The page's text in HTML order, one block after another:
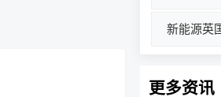
更多资讯